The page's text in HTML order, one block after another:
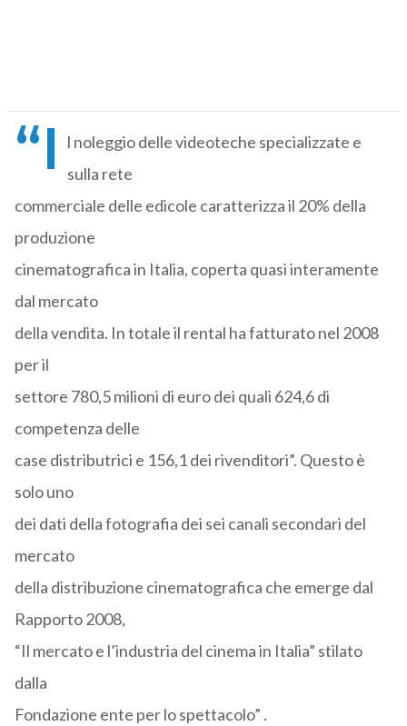
“I
l noleggio delle videoteche specializzate e
sulla rete
commerciale delle edicole caratterizza il 20% della
produzione
cinematografica in Italia, coperta quasi interamente
dal mercato
della vendita. In totale il rental ha fatturato nel 2008
per il
settore 780,5 milioni di euro dei quali 624,6 di
competenza delle
case distributrici e 156,1 dei rivenditori”. Questo è
solo uno
dei dati della fotografia dei sei canali secondari del
mercato
della distribuzione cinematografica che emerge dal
Rapporto 2008,
“Il mercato e l’industria del cinema in Italia” stilato
dalla
Fondazione ente per lo spettacolo” .